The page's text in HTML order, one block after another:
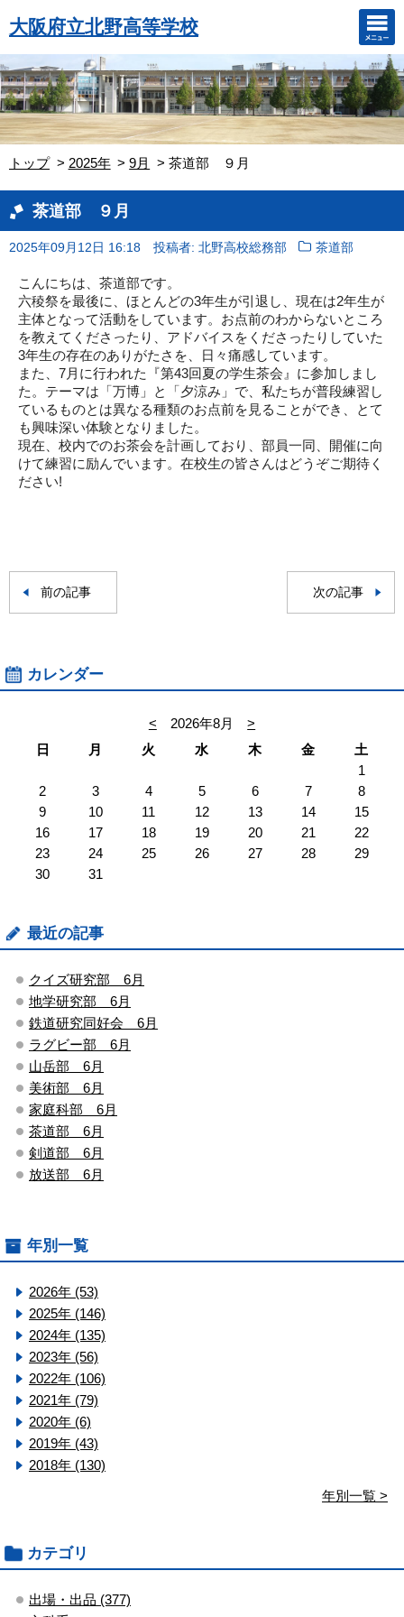
大阪府立北野高等学校
トップ 2025年 9月 茶道部 ９月
茶道部 ９月
2025年09月12日 16:18 投稿者: 北野高校総務部 茶道部
こんにちは、茶道部です。
六稜祭を最後に、ほとんどの3年生が引退し、現在は2年生が
主体となって活動をしています。お点前のわからないところ
を教えてくださったり、アドバイスをくださったりしていた
3年生の存在のありがたさを、日々痛感しています。
また、 7月に行われた『第43回夏の学生茶会』に参加しまし
た。テーマは「万博」と「夕涼み」で、私たちが普段練習し
ているものとは異なる種類のお点前を見ることができ、とて
も興味深い体験となりました。
現在、校内でのお茶会を計画しており、部員一同、開催に向
けて練習に励んでいます。在校生の皆さんはどうぞご期待く
ださい!
前の記事 次の記事
カレンダー
< 2026年8月
>
日
月 火 水 木 金
土
1
2
3 4 5 6 7
8
9
10 11 12 13 14
15
16
17 18 19 20 21
22
23
24 25 26 27 28
29
30
31
最近の記事
クイズ研究部 6月
地学研究部 6月
鉄道研究同好会 6月
ラグビー部 6月
山岳部 6月
美術部 6月
家庭科部 6月
茶道部 6月
剣道部 6月
放送部 6月
年別一覧
2026年 (53)
2025年 (146)
2024年 (135)
2023年 (56)
2022年 (106)
2021年 (79)
2020年 (6)
2019年 (43)
2018年 (130)
年別一覧 >
カテゴリ
出場・出品 (377)